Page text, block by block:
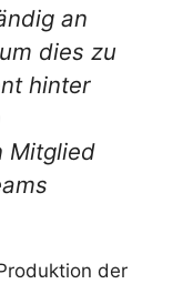
an
dies zu
hinter
Mitglied
der